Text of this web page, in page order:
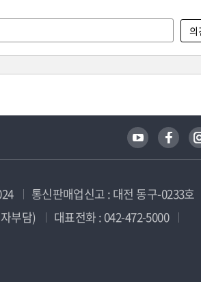
통신판매업신고 : 대전 동구-0233호
부담)
대표전화 : 042-472-5000